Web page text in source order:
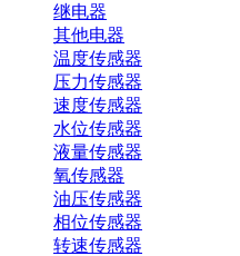
继电器
其他电器
温度传感器
压力传感器
速度传感器
水位传感器
液量传感器
氧传感器
油压传感器
相位传感器
转速传感器